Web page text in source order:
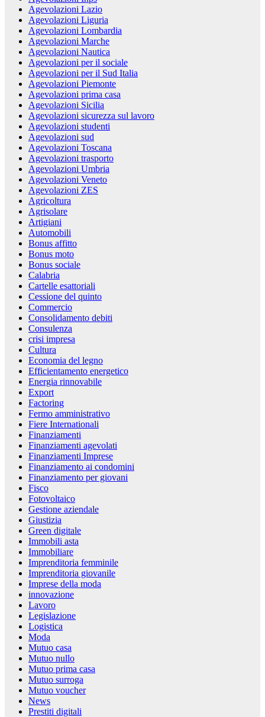
Agevolazioni Lazio
Agevolazioni Liguria
Agevolazioni Lombardia
Agevolazioni Marche
Agevolazioni Nautica
Agevolazioni per il sociale
Agevolazioni per il Sud Italia
Agevolazioni Piemonte
Agevolazioni prima casa
Agevolazioni Sicilia
Agevolazioni sicurezza sul lavoro
Agevolazioni studenti
Agevolazioni sud
Agevolazioni Toscana
Agevolazioni trasporto
Agevolazioni Umbria
Agevolazioni Veneto
Agevolazioni ZES
Agricoltura
Agrisolare
Artigiani
Automobili
Bonus affitto
Bonus moto
Bonus sociale
Calabria
Cartelle esattoriali
Cessione del quinto
Commercio
Consolidamento debiti
Consulenza
crisi impresa
Cultura
Economia del legno
Efficientamento energetico
Energia rinnovabile
Export
Factoring
Fermo amministrativo
Fiere Internationali
Finanziamenti
Finanziamenti agevolati
Finanziamenti Imprese
Finanziamento ai condomini
Finanziamento per giovani
Fisco
Fotovoltaico
Gestione aziendale
Giustizia
Green digitale
Immobili asta
Immobiliare
Imprenditoria femminile
Imprenditoria giovanile
Imprese della moda
innovazione
Lavoro
Legislazione
Logistica
Moda
Mutuo casa
Mutuo nullo
Mutuo prima casa
Mutuo surroga
Mutuo voucher
News
Prestiti digitali